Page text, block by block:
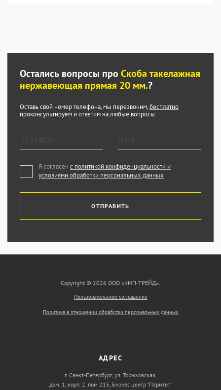
Остались вопросы про Скоба такелажная
нержавеющая прямая 20 мм.?
Оставь свой номер телефона, мы перезвоним,бесплатно
проконсультируем и ответим на любые вопросы.
Я согласен с политикой конфиденциальности и
условиями обработки персональных данных
ОТПРАВИТЬ
Copyright © 2026 ООО «КМП-ТРЕЙД».
Пользовательское соглашение
Политика в отношении обработки персональных данных
АДРЕС
г. Санкт-Петербург, ул. Торжковская,
дом. 1, корп. 2, пом 215, Бизнес центр “Паритет”